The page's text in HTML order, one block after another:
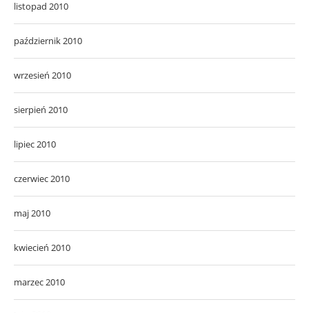
listopad 2010
październik 2010
wrzesień 2010
sierpień 2010
lipiec 2010
czerwiec 2010
maj 2010
kwiecień 2010
marzec 2010